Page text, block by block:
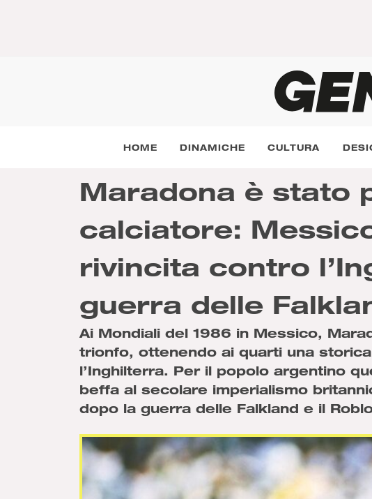
HOME DINAMICHE CULTURA
Maradona è stato
calciatore:
rivincita contro
guerra delle
Ai Mondiali del 1986 in Messico,
trionfo, ottenendo ai quarti una
l’Inghilterra. Per il popolo argentino
beffa al secolare imperialismo
dopo la guerra delle Falkland e il